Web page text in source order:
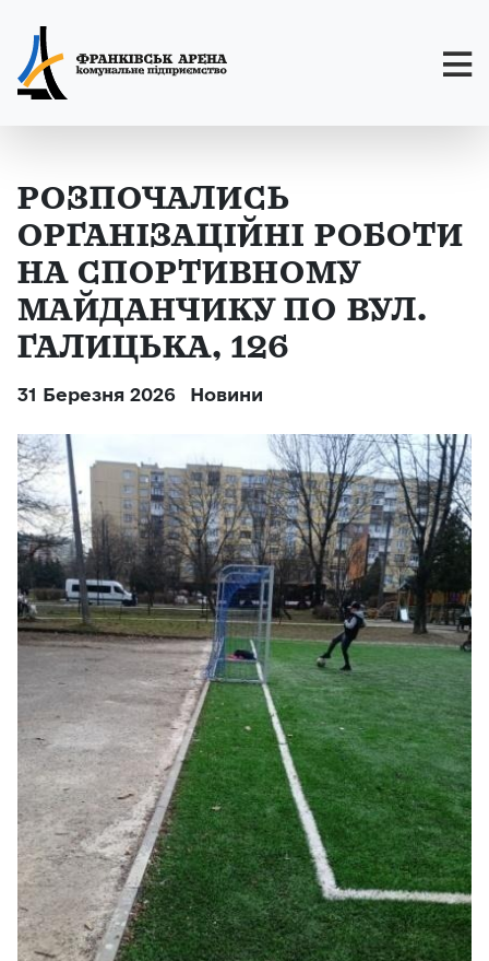
РОЗПОЧАЛИСЬ
ОРГАНІЗАЦІЙНІ РОБОТИ
НА СПОРТИВНОМУ
МАЙДАНЧИКУ ПО ВУЛ.
ГАЛИЦЬКА, 126
31 Березня 2026 Новини